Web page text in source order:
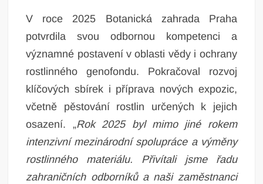
V roce 2025 Botanická zahrada Praha
potvrdila svou odbornou kompetenci a
významné postavení v oblasti vědy i ochrany
rostlinného genofondu. Pokračoval rozvoj
klíčových sbírek i příprava nových expozic,
včetně pěstování rostlin určených k jejich
osazení. „Rok 2025 byl mimo jiné rokem
intenzivní mezinárodní spolupráce a výměny
rostlinného materiálu. Přivítali jsme řadu
zahraničních odborníků a naši zaměstnanci